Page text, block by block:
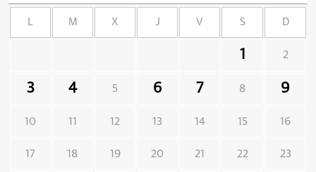
L M X J V S D
1 2
3 4 5 6 7 8 9
10 11 12 13 14 15 16
17 18 19 20 21 22 23